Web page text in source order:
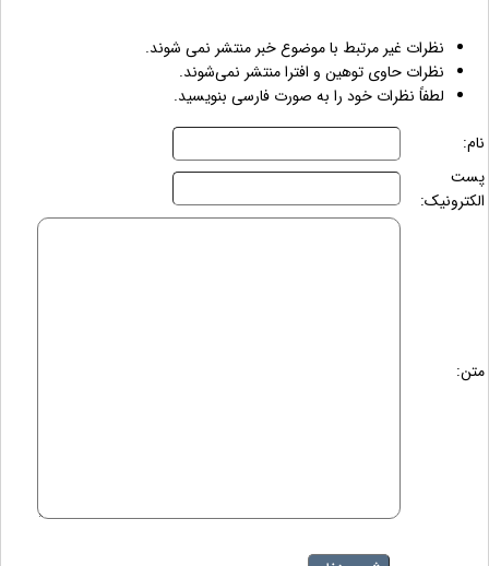
نظرات غیر مرتبط با موضوع خبر منتشر نمی شوند.
نظرات حاوی توهین و افترا منتشر نمی‌شوند.
لطفاً نظرات خود را به صورت فارسی بنویسید.
نام:
پست
الکترونیک:
متن: